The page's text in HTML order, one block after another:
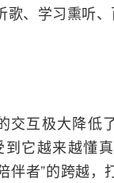
、学习熏听、
交互极大降低
它越来越懂
伴者”的跨越